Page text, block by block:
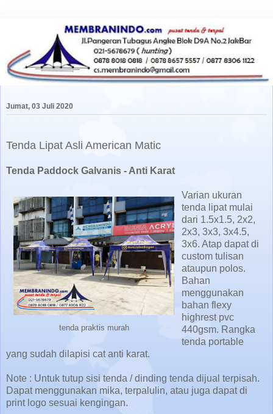
Jumat, 03 Juli 2020
Tenda Lipat Asli American Matic
Tenda Paddock Galvanis - Anti Karat
tenda praktis murah
Varian ukuran
tenda lipat mulai
dari 1.5x1.5, 2x2,
2x3, 3x3, 3x4.5,
3x6. Atap dapat di
custom tulisan
ataupun polos.
Bahan
menggunakan
bahan flexy
highrest pvc
440gsm. Rangka
tenda portable
yang sudah dilapisi cat anti karat.
Note : Untuk tutup sisi tenda / dinding tenda dijual terpisah.
Dapat menggunakan mika, terpalulin, atau juga dapat di
print logo sesuai kengingan.